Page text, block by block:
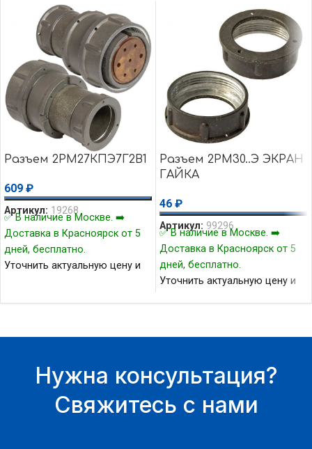
Разъем 2РМ27КПЭ7Г2В1
609 ₽
Артикул: 19268
✅ В наличие в Москве. ➡️
Доставка в Красноярск от 5
дней, бесплатно.
Уточнить актуальную цену и
Разъем 2РМ30..Э ЭКРАН
ГАЙКА
46 ₽
Артикул: 99296
✅ В наличие в Москве. ➡️
Доставка в Красноярск от 5
дней, бесплатно.
Уточнить актуальную цену и
Нужна консультация?
Свяжитесь с нами